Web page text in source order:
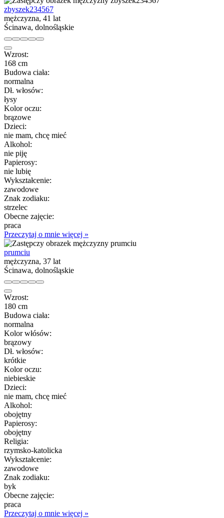
zbyszek234567
mężczyzna, 41 lat
Ścinawa, dolnośląskie
Wzrost:
168 cm
Budowa ciała:
normalna
Dł. włosów:
łysy
Kolor oczu:
brązowe
Dzieci:
nie mam, chcę mieć
Alkohol:
nie piję
Papierosy:
nie lubię
Wykształcenie:
zawodowe
Znak zodiaku:
strzelec
Obecne zajęcie:
praca
Przeczytaj o mnie więcej »
prumciu
mężczyzna, 37 lat
Ścinawa, dolnośląskie
Wzrost:
180 cm
Budowa ciała:
normalna
Kolor włósów:
brązowy
Dł. włosów:
krótkie
Kolor oczu:
niebieskie
Dzieci:
nie mam, chcę mieć
Alkohol:
obojętny
Papierosy:
obojętny
Religia:
rzymsko-katolicka
Wykształcenie:
zawodowe
Znak zodiaku:
byk
Obecne zajęcie:
praca
Przeczytaj o mnie więcej »